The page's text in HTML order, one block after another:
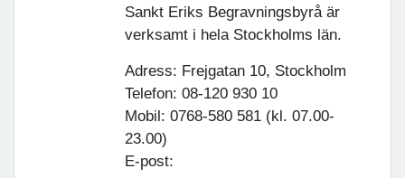
Sankt Eriks Begravningsbyrå är
verksamt i hela Stockholms län.
Adress: Frejgatan 10, Stockholm
Telefon: 08-120 930 10
Mobil: 0768-580 581 (kl. 07.00-
23.00)
E-post: